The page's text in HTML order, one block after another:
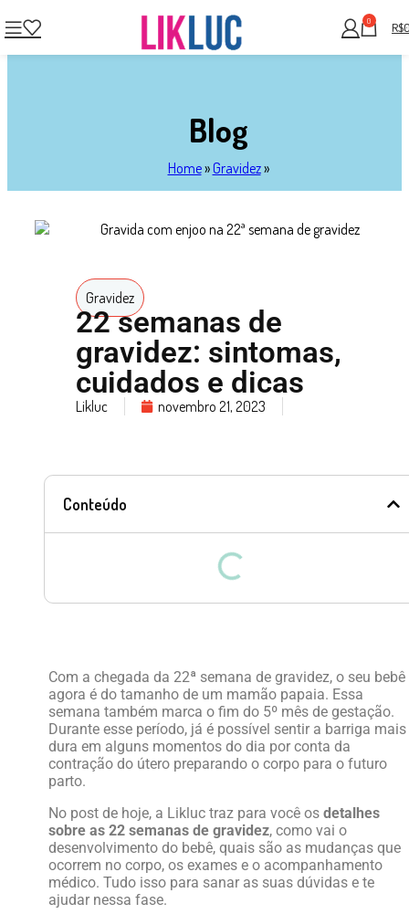
0 R$
Blog
Home»Gravidez»
Gravidez
22 semanas de
gravidez: sintomas,
cuidados e dicas
Likluc novembro 21, 2023
Conteúdo
Com a chegada da 22ª semana de gravidez, o seu bebê
agora é do tamanho de um mamão papaia. Essa
semana também marca o fim do 5º mês de gestação.
Durante esse período, já é possível sentir a barriga mais
dura em alguns momentos do dia por conta da
contração do útero preparando o corpo para o futuro
parto.
No post de hoje, a Likluc traz para você os detalhes
sobre as 22 semanas de gravidez, como vai o
desenvolvimento do bebê, quais são as mudanças que
ocorrem no corpo, os exames e o acompanhamento
médico. Tudo isso para sanar as suas dúvidas e te
ajudar nessa fase.